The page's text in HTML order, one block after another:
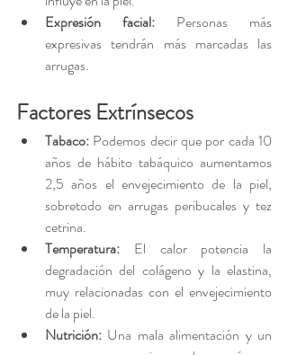
Expresión facial: Personas más
expresivas tendrán más marcadas las
arrugas.
Factores Extrínsecos
Tabaco: Podemos decir que por cada 10
años de hábito tabáquico aumentamos
2,5 años el envejecimiento de la piel,
sobretodo en arrugas peribucales y tez
cetrina.
Temperatura: El calor potencia la
degradación del colágeno y la elastina,
muy relacionadas con el envejecimiento
de la piel.
Nutrición: Una mala alimentación y un